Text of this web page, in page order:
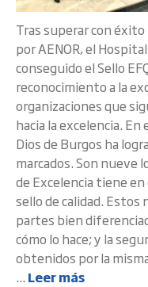
Tras superar con
por AENOR, el
conseguido el Sello
reconocimiento a la
organizaciones que
hacia la excelencia. En
Dios de Burgos ha
marcados. Son nueve
de Excelencia tiene
sello de calidad.
partes bien
cómo lo hace; y la
obtenidos por la
... Leer más